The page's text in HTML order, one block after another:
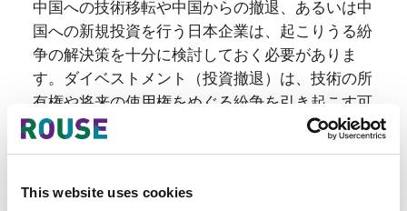
This website uses cookies
中国への技術移転や中国からの撤退、あるいは中
国への新規投資を行う日本企業は、起こりうる紛
争の解決策を十分に検討しておく必要がありま
す。ダイベストメント（投資撤退）は、技術の所
有権や将来の使用権をめぐる紛争を引き起こす可
能性があります。
グ・クラークが、香港における知的財産紛争の